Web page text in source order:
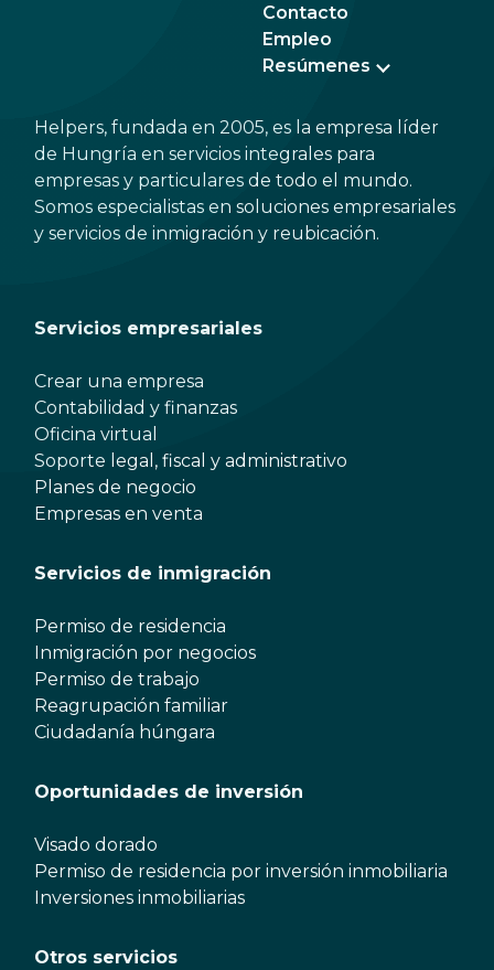
Contacto
Empleo
Resúmenes
Helpers, fundada en 2005, es la empresa líder
de Hungría en servicios integrales para
empresas y particulares de todo el mundo.
Somos especialistas en soluciones empresariales
y servicios de inmigración y reubicación.
Servicios empresariales
Crear una empresa
Contabilidad y finanzas
Oficina virtual
Soporte legal, fiscal y administrativo
Planes de negocio
Empresas en venta
Servicios de inmigración
Permiso de residencia
Inmigración por negocios
Permiso de trabajo
Reagrupación familiar
Ciudadanía húngara
Oportunidades de inversión
Visado dorado
Permiso de residencia por inversión inmobiliaria
Inversiones inmobiliarias
Otros servicios